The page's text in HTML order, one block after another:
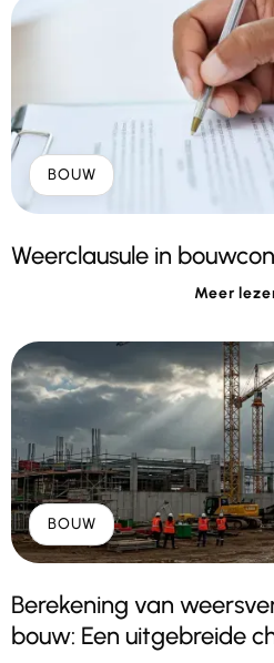
BOUW
Weerclausule in
Meer
BOUW
Berekening van
bouw: Een uitgebreide